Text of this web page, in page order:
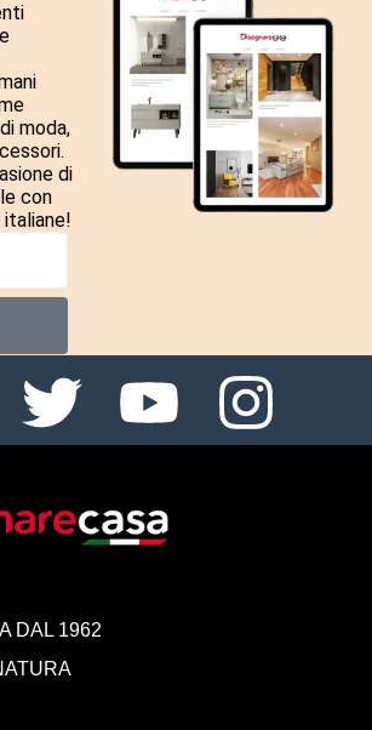
moda,
di
con
italiane!
DAL 1962